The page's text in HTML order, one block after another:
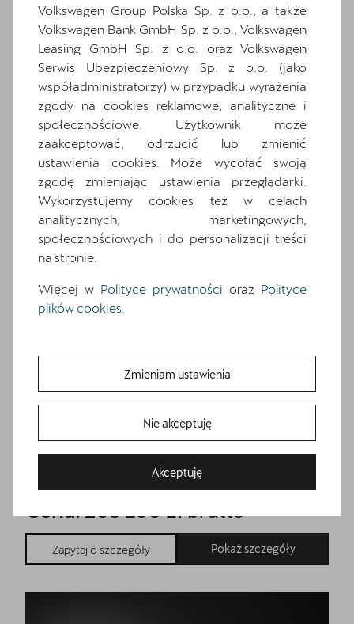
Bezpłatna jazda próbna
Przetestuj model z wybranym silnikiem i skrzynią biegów
CUPRA Terramar
1.5 eTSI 150 KM
Cena: 204 175 złbrutto
Zapytaj o szczegóły Pokaż szczegóły
CUPRA Terramar Advantage Edition
Cena: 205 160 złbrutto
Zapytaj o szczegóły Pokaż szczegóły
Volkswagen Group Polska Sp. z o.o., a także
Volkswagen Bank GmbH Sp. z o.o., Volkswagen
Leasing GmbH Sp. z o.o. oraz Volkswagen
Serwis Ubezpieczeniowy Sp. z o.o. (jako
współadministratorzy) w przypadku wyrażenia
zgody na cookies reklamowe, analityczne i
społecznościowe. Użytkownik może
zaakceptować, odrzucić lub zmienić
ustawienia cookies. Może wycofać swoją
zgodę zmieniając ustawienia przeglądarki.
Wykorzystujemy cookies też w celach
analitycznych, marketingowych,
społecznościowych i do personalizacji treści
na stronie.
Więcej w Polityce prywatności oraz Polityce
plików cookies
Zmieniam ustawienia
Nie akceptuję
Akceptuję